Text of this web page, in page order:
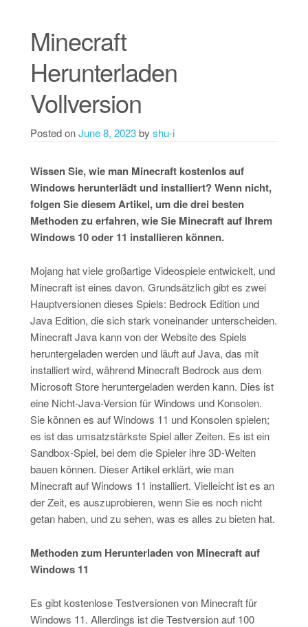
Minecraft
Herunterladen
Vollversion
Posted onJune 8, 2023by shu-i
Wissen Sie, wie man Minecraft kostenlos auf
Windows herunterlädt und installiert? Wenn nicht,
folgen Sie diesem Artikel, um die drei besten
Methoden zu erfahren, wie Sie Minecraft auf Ihrem
Windows 10 oder 11 installieren können.
Mojang hat viele großartige Videospiele entwickelt, und
Minecraft ist eines davon. Grundsätzlich gibt es zwei
Hauptversionen dieses Spiels: Bedrock Edition und
Java Edition, die sich stark voneinander unterscheiden.
Minecraft Java kann von der Website des Spiels
heruntergeladen werden und läuft auf Java, das mit
installiert wird, während Minecraft Bedrock aus dem
Microsoft Store heruntergeladen werden kann. Dies ist
eine Nicht-Java-Version für Windows und Konsolen.
Sie können es auf Windows 11 und Konsolen spielen;
es ist das umsatzstärkste Spiel aller Zeiten. Es ist ein
Sandbox-Spiel, bei dem die Spieler ihre 3D-Welten
bauen können. Dieser Artikel erklärt, wie man
Minecraft auf Windows 11 installiert. Vielleicht ist es an
der Zeit, es auszuprobieren, wenn Sie es noch nicht
getan haben, und zu sehen, was es alles zu bieten hat.
Methoden zum Herunterladen von Minecraft auf
Windows 11
Es gibt kostenlose Testversionen von Minecraft für
Windows 11. Allerdings ist die Testversion auf 100